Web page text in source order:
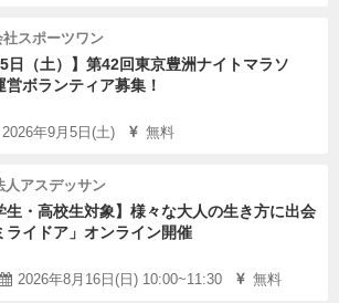
社スポーツワン
5日（土）】第42回東京豊洲ナイトマラソ
ボランティア募集！
2026年9月5日(土) 無料
人アスデッサン
生・高校生対象】様々な大人の生き方に出会
ライドア」オンライン開催
2026年8月16日(日) 10:00~11:30 無料